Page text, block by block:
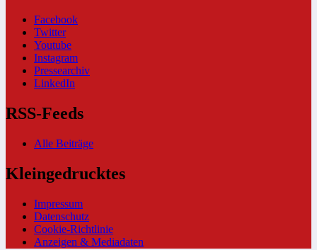
Facebook
Twitter
Youtube
Instagram
Pressearchiv
LinkedIn
RSS-Feeds
Alle Beiträge
Kleingedrucktes
Impressum
Datenschutz
Cookie-Richtlinie
Anzeigen & Mediadaten